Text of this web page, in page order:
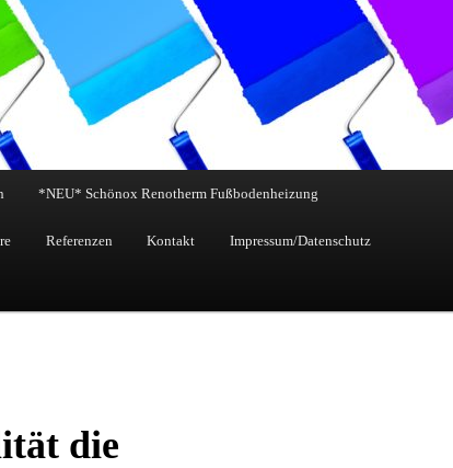
*NEU* Schönox Renotherm Fußbodenheizung
Referenzen Kontakt Impressum/Datenschutz
die